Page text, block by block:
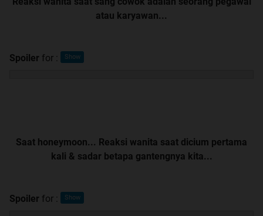
atau karyawan...
Spoiler for :
Saat honeymoon... Reaksi wanita saat dicium pertama
kali & sadar betapa gantengnya kita...
Spoiler for :